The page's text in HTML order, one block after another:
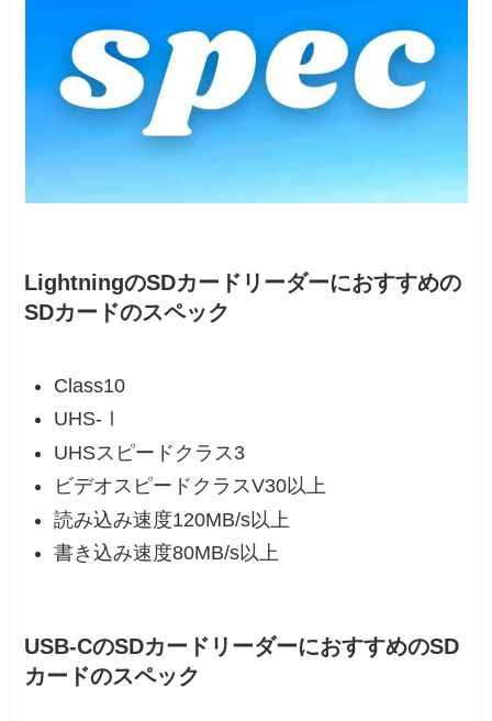
LightningのSDカードリーダーにおすすめの
SDカードのスペック
Class10
UHS-Ⅰ
UHSスピードクラス3
ビデオスピードクラスV30以上
読み込み速度120MB/s以上
書き込み速度80MB/s以上
USB-CのSDカードリーダーにおすすめのSD
カードのスペック